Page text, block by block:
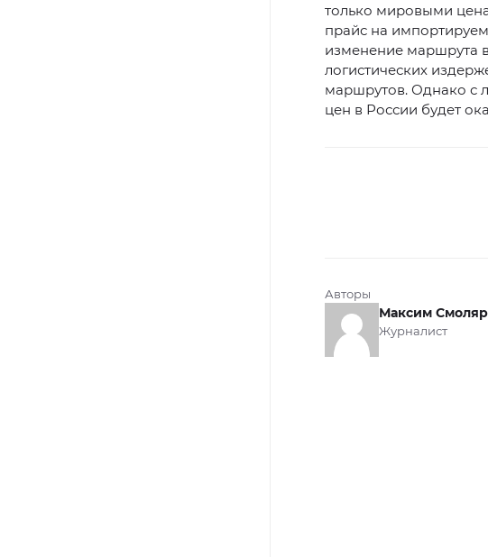
только мировыми
прайс на
изменение маршрута
логистических
маршрутов. Однако с
цен в России будет
Авторы
Максим
Журналист